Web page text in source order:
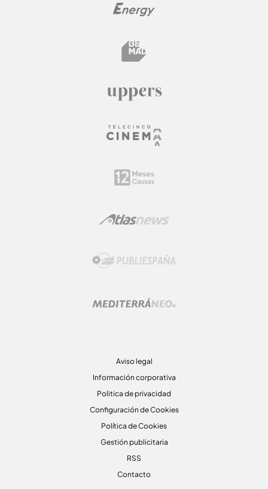
Aviso legal
Información corporativa
Politica de privacidad
Configuración de Cookies
Política de Cookies
Gestión publicitaria
RSS
Contacto